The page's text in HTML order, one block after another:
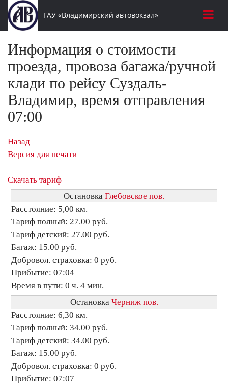
ГАУ «Владимирский автовокзал»
Информация о стоимости
проезда, провоза багажа/ручной
клади по рейсу Суздаль-
Владимир, время отправления
07:00
Назад
Версия для печати
Скачать тариф
Остановка Глебовское пов.
Расстояние: 5,00 км.
Тариф полный: 27.00 руб.
Тариф детский: 27.00 руб.
Багаж: 15.00 руб.
Добровол. страховка: 0 руб.
Прибытие: 07:04
Время в пути: 0 ч. 4 мин.
Остановка Черниж пов.
Расстояние: 6,30 км.
Тариф полный: 34.00 руб.
Тариф детский: 34.00 руб.
Багаж: 15.00 руб.
Добровол. страховка: 0 руб.
Прибытие: 07:07